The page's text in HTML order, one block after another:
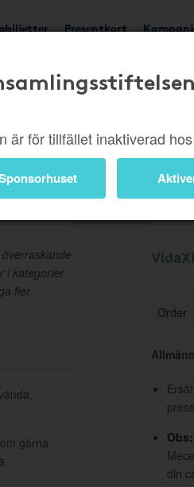
Presentkort
är för tillfället inaktiverad
i kategorier
fler.
gärna
Order
Obs:
din